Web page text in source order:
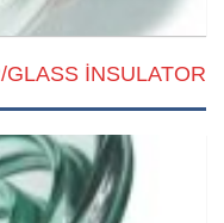
İNSULATOR